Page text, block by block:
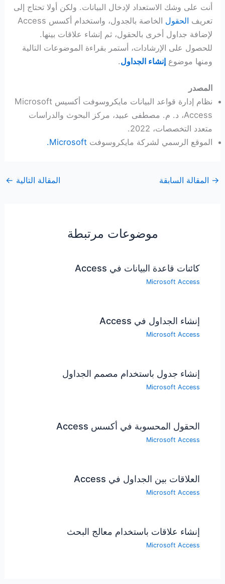
أنت على وشك الاستعداد لإدخال البيانات. ولكن أولا تحتاج إلى
تعريف الحقول
الخاصة بالجدول، واستخدام أكسس Access
لإضافة جداول أخرى بالحقول، ثم إنشاء علاقات بينها.
للحصول على الإرشادات، أستمر بقراءة الموضوعات التالية
ومنها موضوعإنشاء الجداول.
المصدر
نظام إدارة قواعد البيانات مايكروسوفت أكسيس Microsoft
Access، د. م. مصطفى عبيد، مركز البحوث والدراسات
متعدد التخصصات، 2022.
الموقع الرسمي لشركة مايكروسوفتMicrosoft.
→ المقالة السابقة المقالة التالية ←
موضوعات مرتبطة
كائنات قاعدة البيانات في Access
Microsoft Access
إنشاء الجداول في Access
Microsoft Access
إنشاء جدول باستخدام مصمم الجداول
Microsoft Access
الحقول المحسوبة في أكسس Access
Microsoft Access
العلاقات بين الجداول في Access
Microsoft Access
إنشاء علاقات باستخدام معالج البحث
Microsoft Access